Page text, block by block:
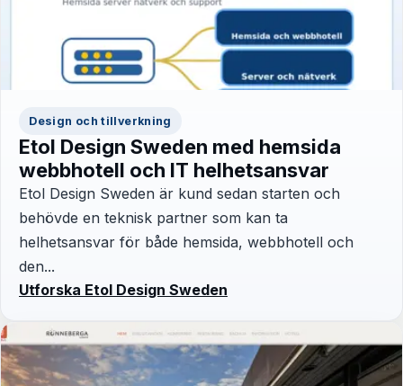
Design och tillverkning
Etol Design Sweden med hemsida
webbhotell och IT helhetsansvar
Etol Design Sweden är kund sedan starten och
behövde en teknisk partner som kan ta
helhetsansvar för både hemsida, webbhotell och
den...
Utforska Etol Design Sweden